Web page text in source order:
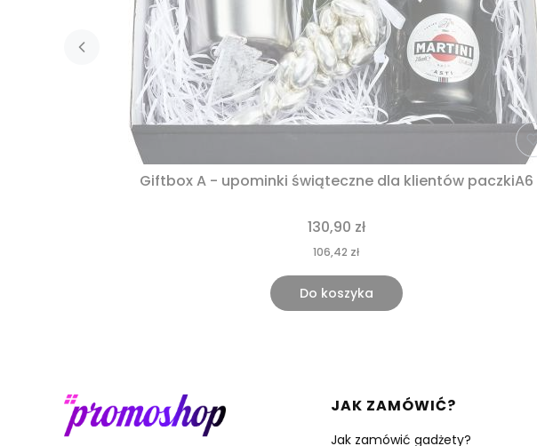
Giftbox A - upominki świąteczne dla klientów paczkiA6
130,90 zł
106,42 zł
Do koszyka
Linki w stopce
JAK ZAMÓWIĆ?
Jak zamówić gadżety?